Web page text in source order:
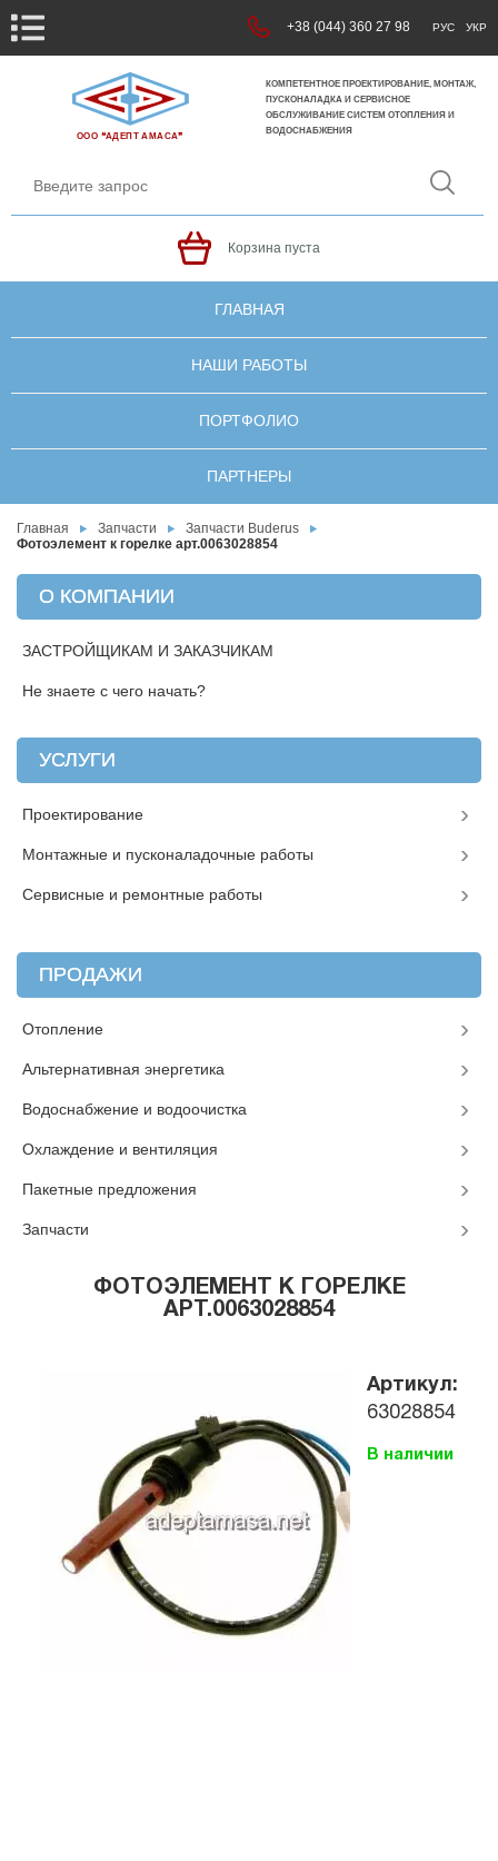
+38 (044) 360 27 98 РУС УКР
ООО ❝АДЕПТ АМАСА❞
КОМПЕТЕНТНОЕ ПРОЕКТИРОВАНИЕ, МОНТАЖ,
ПУСКОНАЛАДКА И СЕРВИСНОЕ
ОБСЛУЖИВАНИЕ СИСТЕМ ОТОПЛЕНИЯ И
ВОДОСНАБЖЕНИЯ
Корзина пуста
ГЛАВНАЯ
НАШИ РАБОТЫ
ПОРТФОЛИО
ПАРТНЕРЫ
Главная Запчасти
Запчасти Buderus
Фотоэлемент к горелке арт.0063028854
ФОТОЭЛЕМЕНТ К ГОРЕЛКЕ
АРТ.0063028854
Артикул:
63028854
В наличии
О КОМПАНИИ
ЗАСТРОЙЩИКАМ И ЗАКАЗЧИКАМ
Не знаете с чего начать?
УСЛУГИ
Проектирование
Монтажные и пусконаладочные работы
Сервисные и ремонтные работы
ПРОДАЖИ
Отопление
Альтернативная энергетика
Водоснабжение и водоочистка
Охлаждение и вентиляция
Пакетные предложения
Запчасти